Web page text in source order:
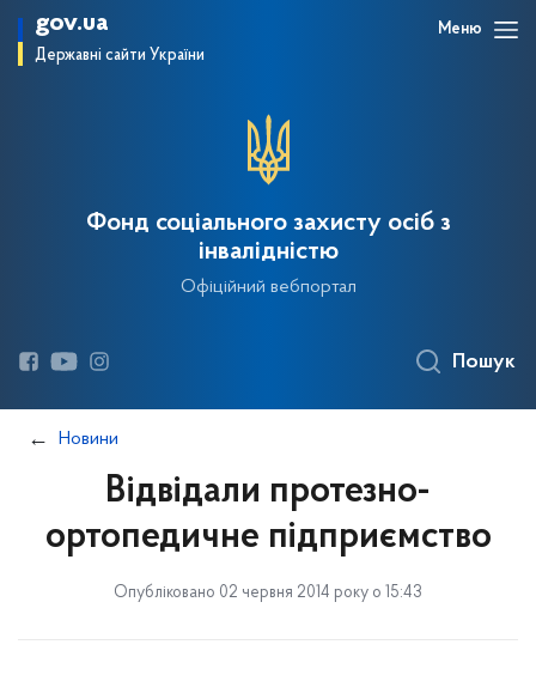
gov.ua
Державні сайти України
Меню
Фонд соціального захисту осіб з
інвалідністю
Офіційний вебпортал
Пошук
Новини
Відвідали протезно-
ортопедичне підприємство
Опубліковано 02 червня 2014 року о 15:43